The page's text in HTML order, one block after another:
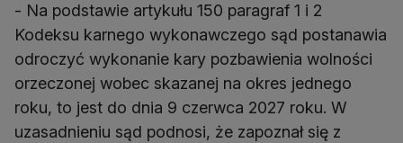
- Na podstawie artykułu 150 paragraf 1 i 2
Kodeksu karnego wykonawczego sąd postanawia
odroczyć wykonanie kary pozbawienia wolności
orzeczonej wobec skazanej na okres jednego
roku, to jest do dnia 9 czerwca 2027 roku. W
uzasadnieniu sąd podnosi, że zapoznał się z